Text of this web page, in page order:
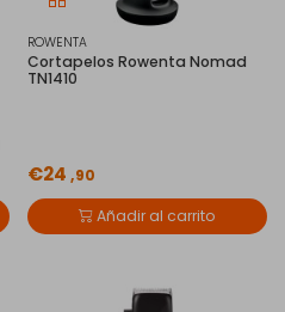
ROWENTA
Cortapelos Rowenta Nomad
TN1410
€24 ,90
Añadir al carrito